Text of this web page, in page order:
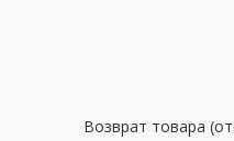
Возврат товара